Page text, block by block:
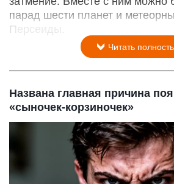
парад шести планет и
Персеиды.
Читать
Названа главная причина
«сыночек-корзиночек»